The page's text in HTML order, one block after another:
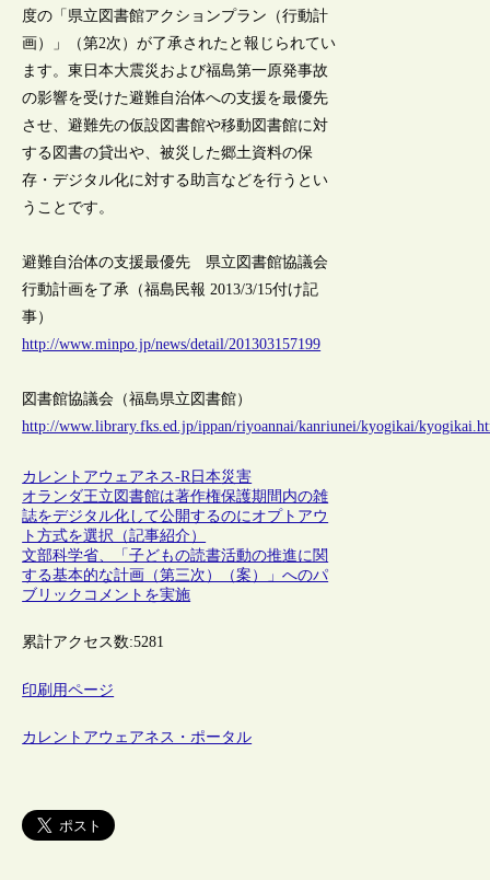
度の「県立図書館アクションプラン（行動計
画）」（第2次）が了承されたと報じられてい
ます。東日本大震災および福島第一原発事故
の影響を受けた避難自治体への支援を最優先
させ、避難先の仮設図書館や移動図書館に対
する図書の貸出や、被災した郷土資料の保
存・デジタル化に対する助言などを行うとい
うことです。
避難自治体の支援最優先 県立図書館協議会
行動計画を了承（福島民報 2013/3/15付け記
事）
http://www.minpo.jp/news/detail/201303157199
図書館協議会（福島県立図書館）
http://www.library.fks.ed.jp/ippan/riyoannai/kanriunei/kyogikai/
カレントアウェアネス-R日本災害
オランダ王立図書館は著作権保護期間内の雑
誌をデジタル化して公開するのにオプトアウ
ト方式を選択（記事紹介）
文部科学省、「子どもの読書活動の推進に関
する基本的な計画（第三次）（案）」へのパ
ブリックコメントを実施
累計アクセス数:5281
印刷用ページ
カレントアウェアネス・ポータル